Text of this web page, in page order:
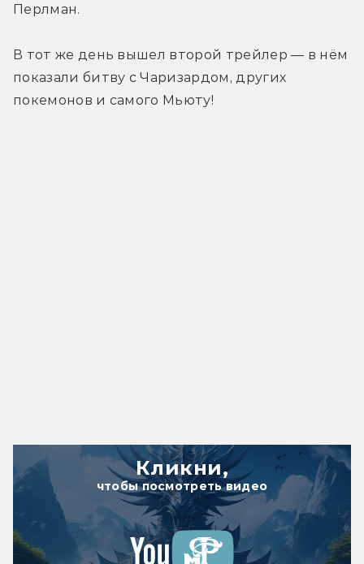
Перлман.
В тот же день вышел второй трейлер — в нём
показали битву с Чаризардом, других
покемонов и самого Мьюту!
Кликни,
чтобы посмотреть видео